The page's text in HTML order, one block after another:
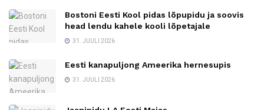
Bostoni Eesti Kool pidas lõpupidu ja soovis
head lendu kahele kooli lõpetajale
31. JUULI 2026
Eesti kanapuljong Ameerika hernesupis
31. JUULI 2026